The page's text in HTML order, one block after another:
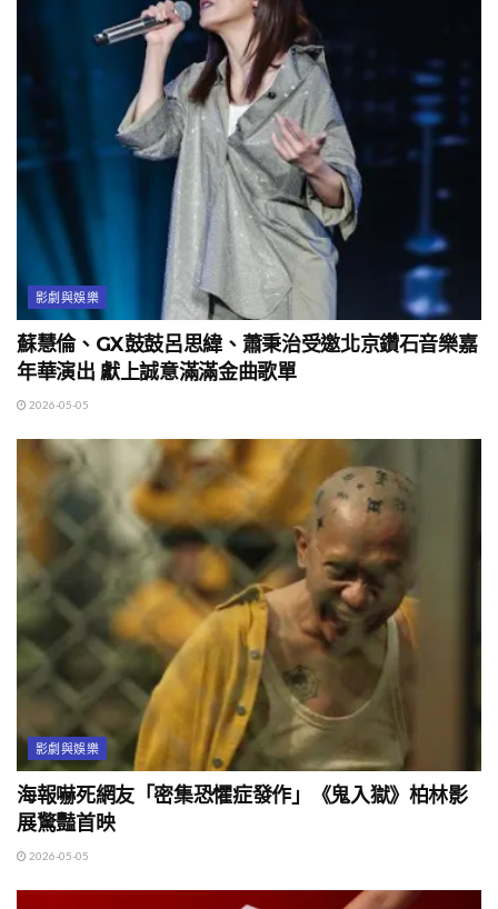
影劇與娛樂
蘇慧倫、GX鼓鼓呂思緯、蕭秉治受邀北京鑽石音樂嘉
年華演出 獻上誠意滿滿金曲歌單
2026-05-05
影劇與娛樂
海報嚇死網友「密集恐懼症發作」《鬼入獄》柏林影
展驚豔首映
2026-05-05